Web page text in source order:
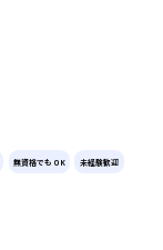
無資格でもOK 未経験歓迎